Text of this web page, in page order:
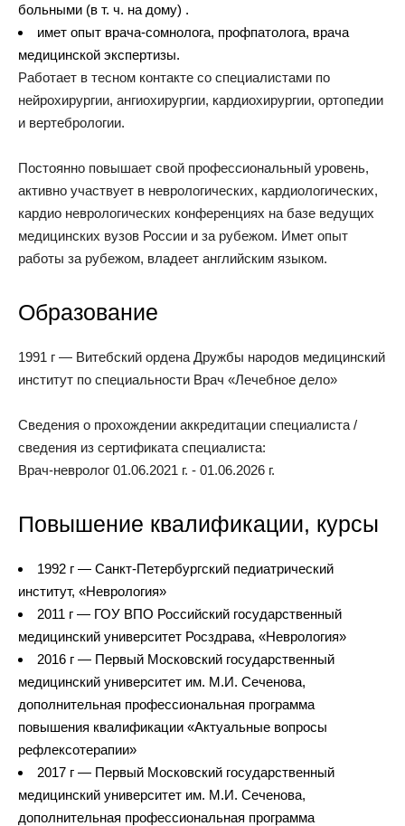
больными (в т. ч. на дому) .
имет опыт врача-сомнолога, профпатолога, врача
медицинской экспертизы.
Работает в тесном контакте со специалистами по
нейрохирургии, ангиохирургии, кардиохирургии, ортопедии
и вертебрологии.
Постоянно повышает свой профессиональный уровень,
активно участвует в неврологических, кардиологических,
кардио неврологических конференциях на базе ведущих
медицинских вузов России и за рубежом. Имет опыт
работы за рубежом, владеет английским языком.
Образование
1991 г — Витебский ордена Дружбы народов медицинский
институт по специальности Врач «Лечебное дело»
Сведения о прохождении аккредитации специалиста /
сведения из сертификата специалиста:
Врач-невролог 01.06.2021 г. - 01.06.2026 г.
Повышение квалификации, курсы
1992 г — Санкт-Петербургский педиатрический
институт, «Неврология»
2011 г — ГОУ ВПО Российский государственный
медицинский университет Росздрава, «Неврология»
2016 г — Первый Московский государственный
медицинский университет им. М.И. Сеченова,
дополнительная профессиональная программа
повышения квалификации «Актуальные вопросы
рефлексотерапии»
2017 г — Первый Московский государственный
медицинский университет им. М.И. Сеченова,
дополнительная профессиональная программа